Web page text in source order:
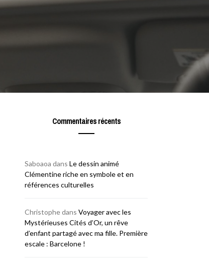
Commentaires récents
Saboaoa dans Le dessin animé
Clémentine riche en symbole et en
références culturelles
Christophedans Voyager avec les
Mystérieuses Cités d’Or, un rêve
d’enfant partagé avec ma fille. Première
escale : Barcelone !